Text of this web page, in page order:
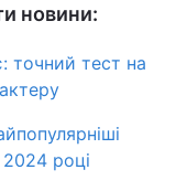
новини:
точний тест на
2024 році